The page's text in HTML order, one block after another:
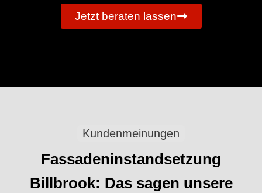
Jetzt beraten lassen
Kundenmeinungen
Fassadeninstandsetzung
Billbrook: Das sagen unsere